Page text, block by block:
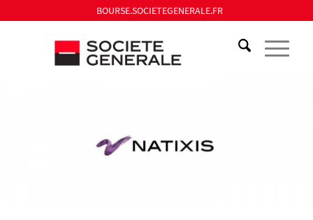
BOURSE.SOCIETEGENERALE.FR